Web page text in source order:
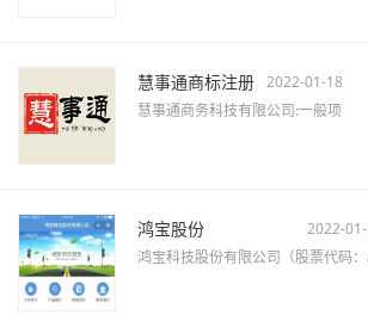
慧事通商标注册 2022-01-18
慧事通商务科技有限公司:一般项
鸿宝股份
2022-
鸿宝科技股份有限公司（股票代码